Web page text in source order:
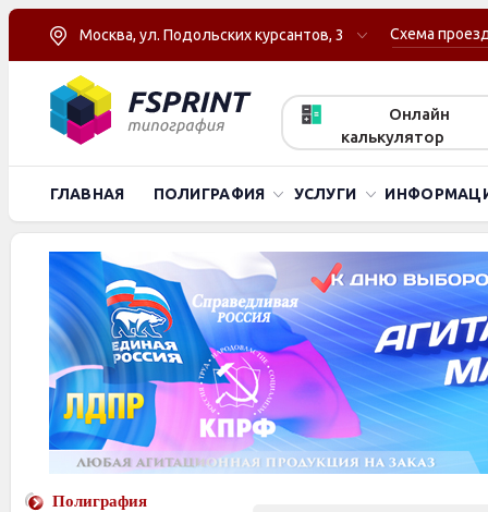
Москва, ул. Подольских курсантов, 3 Схема
Онлайн
калькулятор
ГЛАВНАЯ ПОЛИГРАФИЯ УСЛУГИ
Полиграфия